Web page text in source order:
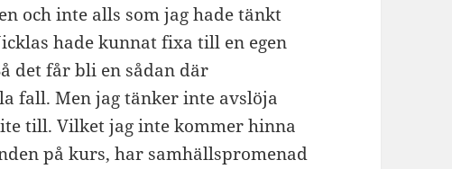
och inte alls som jag hade tänkt
hade kunnat fixa till en egen
det får bli en sådan där
fall. Men jag tänker inte avslöja
till. Vilket jag inte kommer hinna
på kurs, har samhällspromenad